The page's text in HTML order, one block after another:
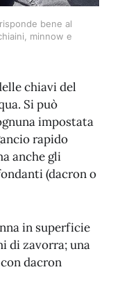
bene al
minnow e
chiavi del
Si può
impostata
rapido
anche gli
(dacron o
in superficie
di zavorra; una
dacron